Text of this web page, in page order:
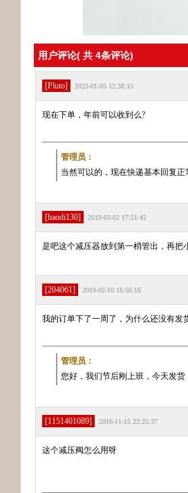
用户评论( 共 4条评论)
[Pluto] 2023-01-05 12:38:15
现在下单，年前可以收到么?
管理员：
当然可以的，现在快递基本回复正
[haodi130] 2019-03-02 17:51:42
是吧这个减压器放到第一梢管出，再把
[204061] 2019-02-16 16:56:16
我的订单下了一周了，为什么还没有发
管理员：
您好，我们节后刚上班，今天发货
[1151401089] 2016-11-15 22:25:37
这个减压阀怎么用呀